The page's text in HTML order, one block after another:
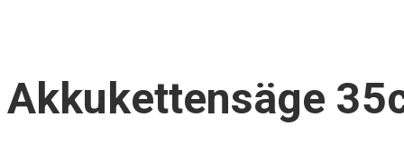
Akkukettensäge